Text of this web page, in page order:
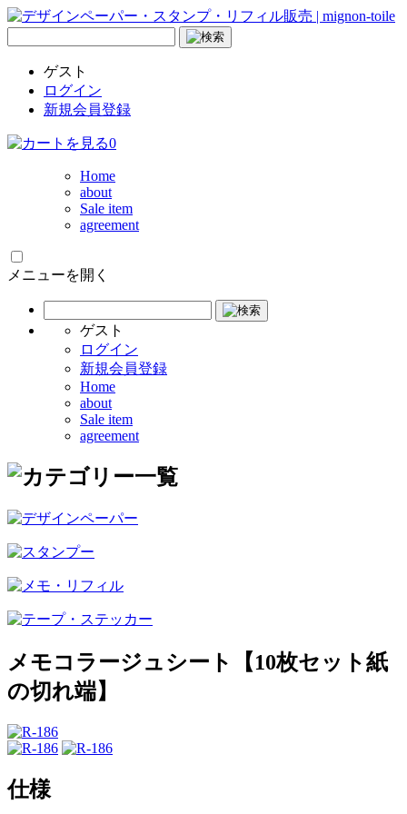
ゲスト
ログイン
新規会員登録
0
Home
about
Sale item
agreement
メニューを開く
ゲスト
ログイン
新規会員登録
Home
about
Sale item
agreement
メモコラージュシート【10枚セット紙
の切れ端】
仕様